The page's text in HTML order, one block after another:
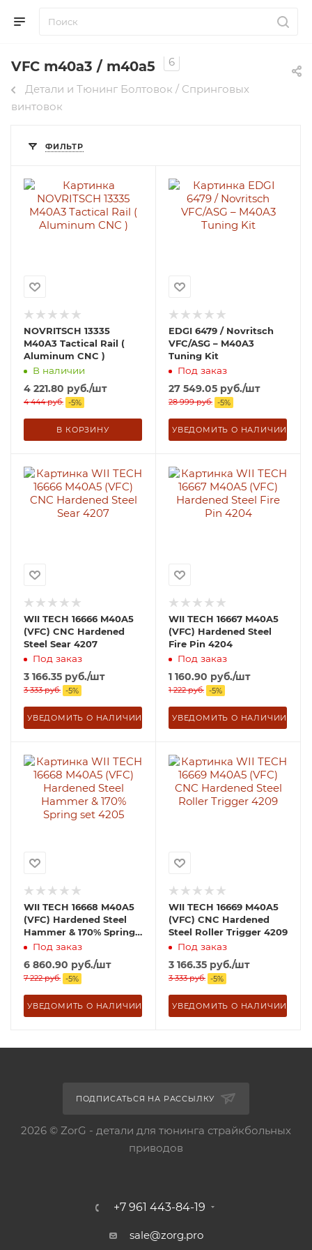
VFC m40a3 / m40a5 6
Детали и Тюнинг Болтовок / Спринговых
винтовок
ФИЛЬТР
NOVRITSCH 13335
M40A3 Tactical Rail (
Aluminum CNC )
В наличии
4 221.80 руб./шт
4 444руб. -5%
В КОРЗИНУ
EDGI 6479 / Novritsch
VFC/ASG – M40A3
Tuning Kit
Под заказ
27 549.05 руб./шт
28 999руб. -5%
УВЕДОМИТЬ О НАЛИЧИИ
WII TECH 16666 M40A5
(VFC) CNC Hardened
Steel Sear 4207
Под заказ
3 166.35 руб./шт
3 333руб. -5%
УВЕДОМИТЬ О НАЛИЧИИ
WII TECH 16667 M40A5
(VFC) Hardened Steel
Fire Pin 4204
Под заказ
1 160.90 руб./шт
1 222руб. -5%
УВЕДОМИТЬ О НАЛИЧИИ
WII TECH 16668 M40A5
(VFC) Hardened Steel
Hammer & 170% Spring
set 4205
Под заказ
6 860.90 руб./шт
7 222руб. -5%
УВЕДОМИТЬ О НАЛИЧИИ
WII TECH 16669 M40A5
(VFC) CNC Hardened
Steel Roller Trigger 4209
Под заказ
3 166.35 руб./шт
3 333руб. -5%
УВЕДОМИТЬ О НАЛИЧИИ
ПОДПИСАТЬСЯ НА РАССЫЛКУ
2026 © ZorG - детали для тюнинга страйкбольных
приводов
+7 961 443-84-19
sale@zorg.pro